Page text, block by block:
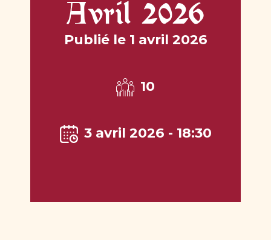
Avril 2026
Publié le 1 avril 2026
10
3 avril 2026 - 18:30